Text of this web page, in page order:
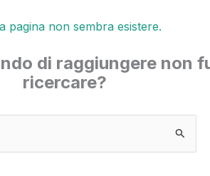
pagina non sembra esistere.
di raggiungere non
ricercare?